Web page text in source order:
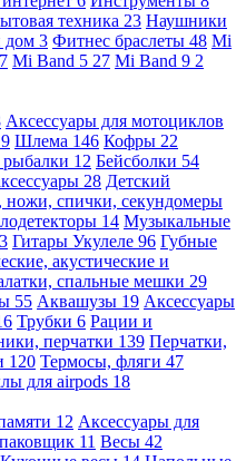
техника 23 Наушники
дом 3 Фитнес браслеты 48 Mi
7 Mi Band 5 27 Mi Band 9 2
Аксессуары для мотоциклов
9 Шлема 146 Кофры 22
рыбалки 12 Бейсболки 54
28 Детский
ножи, спички, секундомеры
14 Музыкальные
Гитары Укулеле 96 Губные
акустические и
спальные мешки 29
55 Аквашузы 19 Аксессуары
Трубки 6 Рации и
перчатки 139 Перчатки,
120 Термосы, фляги 47
для airpods 18
12 Аксессуары для
11 Весы 42